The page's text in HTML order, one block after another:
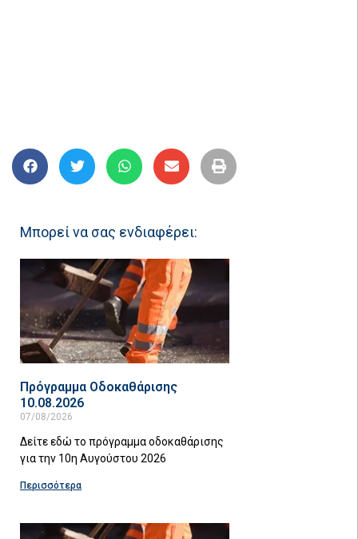
Μπορεί να σας ενδιαφέρει:
Πρόγραμμα Οδοκαθάρισης
10.08.2026
07/08/2026
Δείτε εδώ το πρόγραμμα οδοκαθάρισης
για την 10η Αυγούστου 2026
Περισσότερα